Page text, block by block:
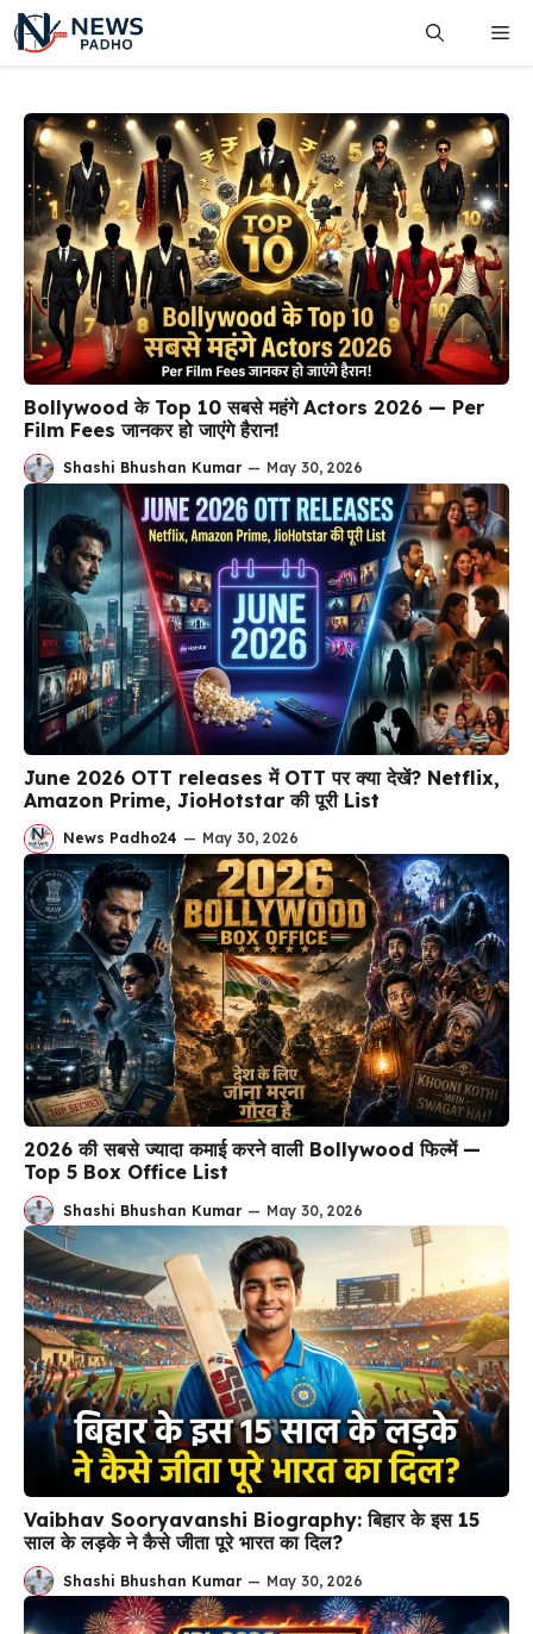
Skip
to
content
Bollywood के Top 10 सबसे महंगे Actors 2026 — Per
Film Fees जानकर हो जाएंगे हैरान!
Shashi Bhushan Kumar — May 30, 2026
June 2026 OTT releases में OTT पर क्या देखें? Netflix,
Amazon Prime, JioHotstar की पूरी List
News Padho24 — May 30, 2026
2026 की सबसे ज्यादा कमाई करने वाली Bollywood फिल्में —
Top 5 Box Office List
Shashi Bhushan Kumar — May 30, 2026
Vaibhav Sooryavanshi Biography: बिहार के इस 15
साल के लड़के ने कैसे जीता पूरे भारत का दिल?
Shashi Bhushan Kumar — May 30, 2026